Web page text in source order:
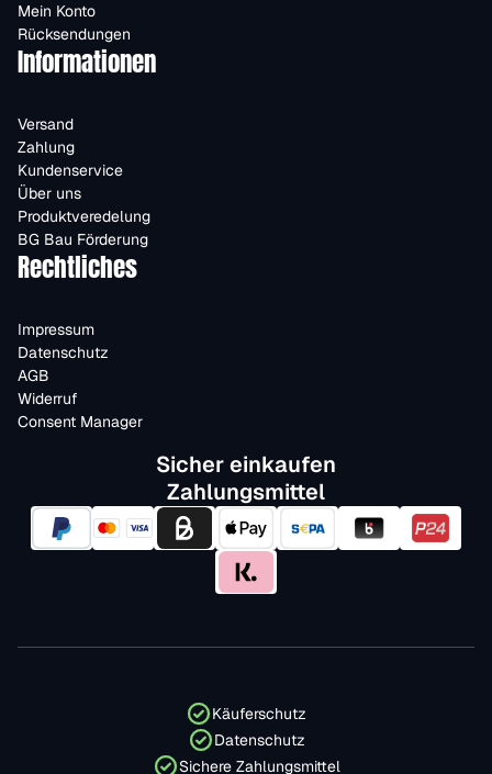
Mein Konto
Rücksendungen
Informationen
Versand
Zahlung
Kundenservice
Über uns
Produktveredelung
BG Bau Förderung
Rechtliches
Impressum
Datenschutz
AGB
Widerruf
Consent Manager
Sicher einkaufen
Zahlungsmittel
Käuferschutz
Datenschutz
Sichere Zahlungsmittel